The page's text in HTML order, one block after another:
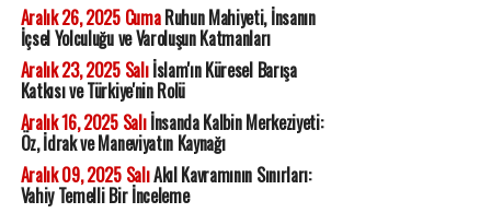
Aralık 26, 2025 CumaRuhun Mahiyeti, İnsanın
İçsel Yolculuğu ve Varoluşun Katmanları
Aralık 23, 2025 Salıİslam'ın Küresel Barışa
Katkısı ve Türkiye'nin Rolü
Aralık 16, 2025 Salıİnsanda Kalbin Merkeziyeti:
Öz, İdrak ve Maneviyatın Kaynağı
Aralık 09, 2025 SalıAkıl Kavramının Sınırları:
Vahiy Temelli Bir İnceleme